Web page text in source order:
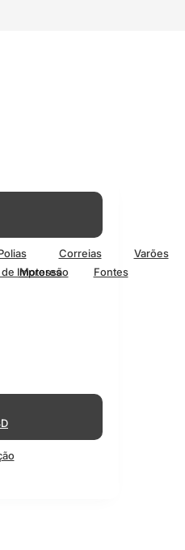
Motores
Fontes
Correias
Varões
Impressão